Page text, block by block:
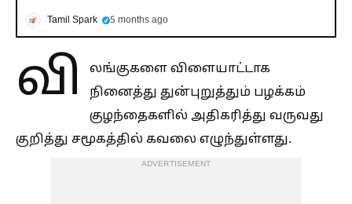
Tamil Spark 5 months ago
வி
லங்குகளை விளையாட்டாக
நினைத்து துன்புறுத்தும் பழக்கம்
குழந்தைகளில் அதிகரித்து வருவது
குறித்து சமூகத்தில் கவலை எழுந்துள்ளது.
ADVERTISEMENT